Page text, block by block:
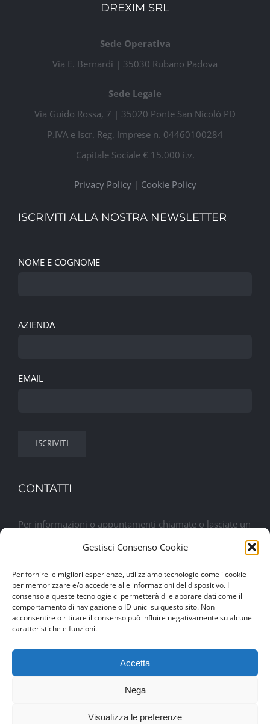
Gestisci Consenso Cookie
Per fornire le migliori esperienze, utilizziamo tecnologie come i cookie
per memorizzare e/o accedere alle informazioni del dispositivo. Il
consenso a queste tecnologie ci permetterà di elaborare dati come il
comportamento di navigazione o ID unici su questo sito. Non
acconsentire o ritirare il consenso può influire negativamente su alcune
caratteristiche e funzioni.
Accetta
Nega
Visualizza le preferenze
DREXIM SRL
Sede Operativa
Via E. Bernardi | 35030 Rubano Padova
Sede Legale
Via Guido Rossa, 7 | 35020 Ponte San Nicolò PD
P.IVA e Iscr. Reg. Imprese n. 04460100284
Capitale Sociale € 15.000 i.v.
Privacy Policy| Cookie Policy
ISCRIVITI ALLA NOSTRA NEWSLETTER
NOME E COGNOME
AZIENDA
EMAIL
CONTATTI
Per informazioni o appuntamenti chiamate o lasciate un
messaggio. Sarete contattati al più presto
Lasciaci un messaggio
© Copyright 2017 - 2026 | Drexim Srl | P.IVA 04460100284 |